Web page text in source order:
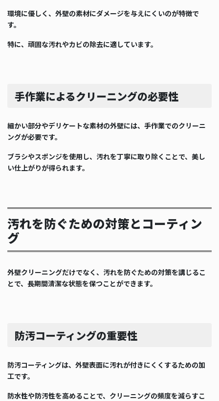
環境に優しく、外壁の素材にダメージを与えにくいのが特徴で
す。
特に、頑固な汚れやカビの除去に適しています。
手作業によるクリーニングの必要性
細かい部分やデリケートな素材の外壁には、手作業でのクリーニ
ングが必要です。
ブラシやスポンジを使用し、汚れを丁寧に取り除くことで、美し
い仕上がりが得られます。
汚れを防ぐための対策とコーティン
グ
外壁クリーニングだけでなく、汚れを防ぐための対策を講じるこ
とで、長期間清潔な状態を保つことができます。
防汚コーティングの重要性
防汚コーティングは、外壁表面に汚れが付きにくくするための加
工です。
防水性や防汚性を高めることで、クリーニングの頻度を減らすこ